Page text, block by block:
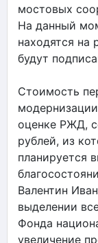
мостовых
На данный
находятся на
будут
Стоимость
оценке РЖД,
рублей, из
планируется
Валентин
выделении
Фонда
увеличение